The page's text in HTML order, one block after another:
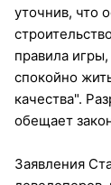
уточнив, что
правила
спокойно
качества".
обещает
Заявления